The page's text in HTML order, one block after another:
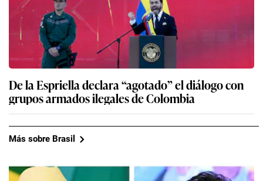
De la Espriella declara “agotado” el diálogo con
grupos armados ilegales de Colombia
Más sobre Brasil